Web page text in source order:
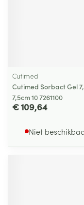
Cutimed
Cutimed Sorbact Gel
7,5cm 10 7261100
€ 109,64
Niet